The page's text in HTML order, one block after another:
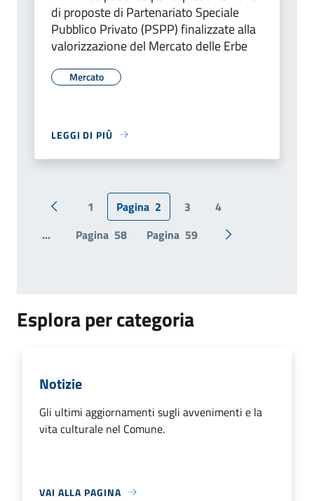
di proposte di Partenariato Speciale
Pubblico Privato (PSPP) finalizzate alla
valorizzazione del Mercato delle Erbe
Mercato
LEGGI DI PIÙ
Pagina precedente
1 Pagina 2 3
4
...
Pagina 58 Pagina 59 Pagina
Esplora per categoria
Notizie
Gli ultimi aggiornamenti sugli avvenimenti e la
vita culturale nel Comune.
VAI ALLA PAGINA